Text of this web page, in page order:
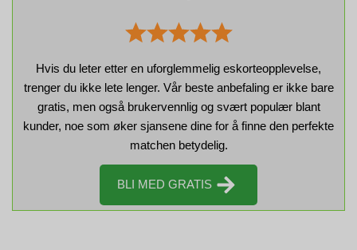
Hvis du leter etter en uforglemmelig eskorteopplevelse,
trenger du ikke lete lenger. Vår beste anbefaling er ikke bare
gratis, men også brukervennlig og svært populær blant
kunder, noe som øker sjansene dine for å finne den perfekte
matchen betydelig.
BLI MED GRATIS